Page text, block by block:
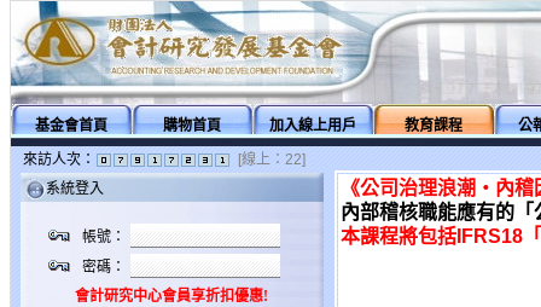
基金會首頁 購物首頁 加入線上用戶 教育課程
公
來訪人次：
[線上：22]
系統登入
帳號：
密碼：
會計研究中心會員享折扣優惠!
《公司治理浪潮‧內稽
內部稽核職能應有的
本課程將包括IFRS18